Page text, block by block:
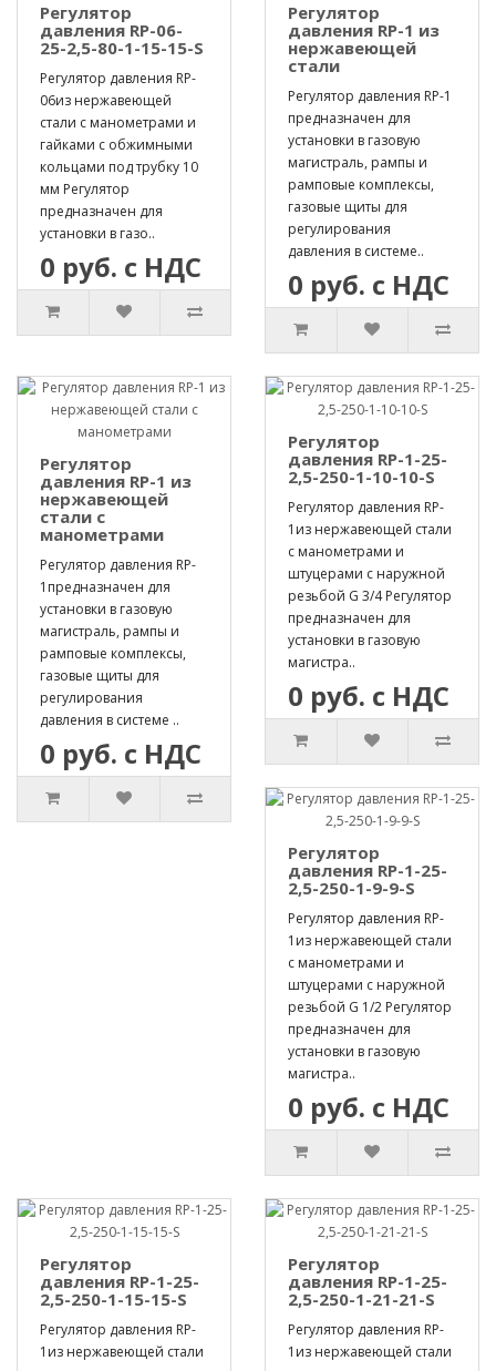
Регулятор
давления RP-06-
25-2,5-80-1-15-15-S
Регулятор давления RP-
06из нержавеющей
стали с манометрами и
гайками с обжимными
кольцами под трубку 10
мм Регулятор
предназначен для
установки в газо..
0 руб. с НДС
Регулятор
давления RP-1 из
нержавеющей
стали
Регулятор давления RP-1
предназначен для
установки в газовую
магистраль, рампы и
рамповые комплексы,
газовые щиты для
регулирования
давления в системе..
0 руб. с НДС
Регулятор
давления RP-1 из
нержавеющей
стали с
манометрами
Регулятор давления RP-
1предназначен для
установки в газовую
магистраль, рампы и
рамповые комплексы,
газовые щиты для
регулирования
давления в системе ..
0 руб. с НДС
Регулятор
давления RP-1-25-
2,5-250-1-10-10-S
Регулятор давления RP-
1из нержавеющей стали
с манометрами и
штуцерами с наружной
резьбой G 3/4 Регулятор
предназначен для
установки в газовую
магистра..
0 руб. с НДС
Регулятор
давления RP-1-25-
2,5-250-1-9-9-S
Регулятор давления RP-
1из нержавеющей стали
с манометрами и
штуцерами с наружной
резьбой G 1/2 Регулятор
предназначен для
установки в газовую
магистра..
0 руб. с НДС
Регулятор
давления RP-1-25-
2,5-250-1-15-15-S
Регулятор давления RP-
1из нержавеющей стали
Регулятор
давления RP-1-25-
2,5-250-1-21-21-S
Регулятор давления RP-
1из нержавеющей стали